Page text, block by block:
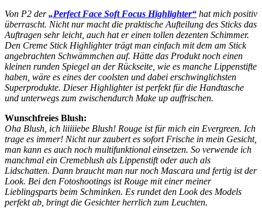
Von P2 der„Perfect Face Soft Focus Highlighter“ hat mich positiv
überrascht. Nicht nur macht die praktische Aufteilung des Sticks das
Auftragen sehr leicht, auch hat er einen tollen dezenten Schimmer.
Den Creme Stick Highlighter trägt man einfach mit dem am Stick
angebrachten Schwämmchen auf. Hätte das Produkt noch einen
kleinen runden Spiegel an der Rückseite, wie es manche Lippenstifte
haben, wäre es eines der coolsten und dabei erschwinglichsten
Superprodukte. Dieser Highlighter ist perfekt für die Handtasche
und unterwegs zum zwischendurch Make up auffrischen.
Wunschfreies Blush:
Oha Blush, ich liiiiiebe Blush! Rouge ist für mich ein Evergreen. Ich
trage es immer! Nicht nur zaubert es sofort Frische in mein Gesicht,
man kann es auch noch multifunktional einsetzen. So verwende ich
manchmal ein Cremeblush als Lippenstift oder auch als
Lidschatten. Dann braucht man nur noch Mascara und fertig ist der
Look. Bei den Fotoshootings ist Rouge mit einer meiner
Lieblingsparts beim Schminken. Es rundet den Look des Models
perfekt ab, bringt die Gesichter herrlich zum Leuchten.